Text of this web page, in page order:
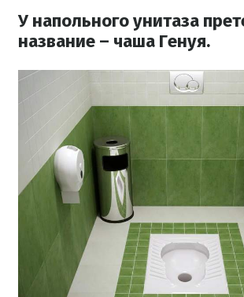
У напольного унитаза
название – чаша Генуя.